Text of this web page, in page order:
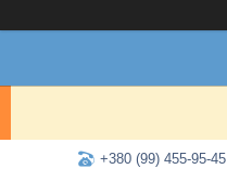
+380 (99) 455-95-45